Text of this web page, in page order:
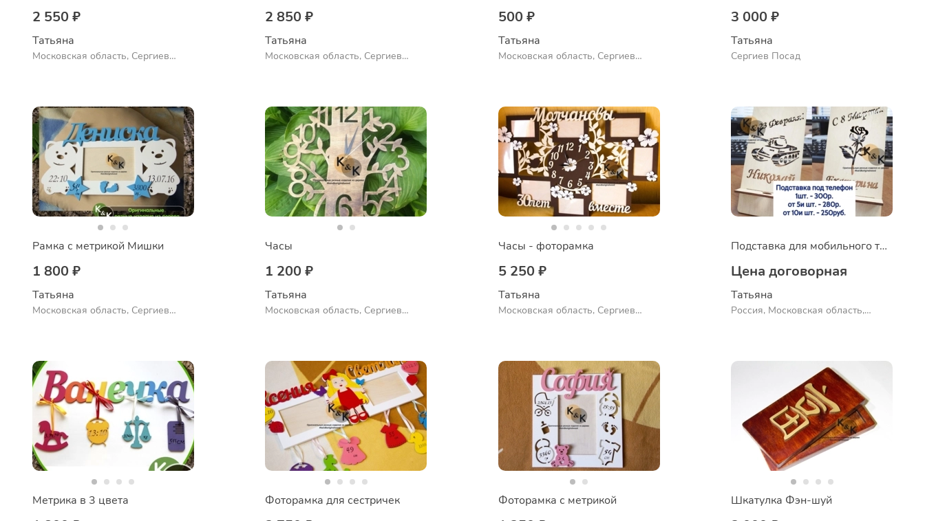
2 550 ₽
Татьяна
Московская область, Сергиев
2 850 ₽
Татьяна
Московская область, Сергиев
500 ₽
Татьяна
Московская область, Сергиев
3 000 ₽
Татьяна
Сергиев Посад
Рамка с метрикой Мишки
1 800 ₽
Татьяна
Московская область, Сергиев
Часы
1 200 ₽
Татьяна
Московская область, Сергиев
Часы - фоторамка
5 250 ₽
Татьяна
Московская область, Сергиев
Подставка для мобильного телефона
Цена договорная
Татьяна
Россия, Московская область,
Метрика в 3 цвета Фоторамка для сестричек Фоторамка с метрикой Шкатулка Фэн-шуй